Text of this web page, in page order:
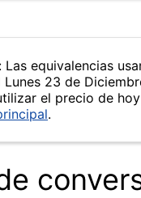
equivalencias
23 de
el precio de
.